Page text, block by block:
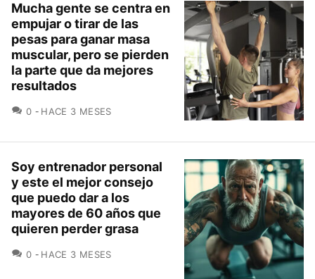
Mucha gente se centra en
empujar o tirar de las
pesas para ganar masa
muscular, pero se pierden
la parte que da mejores
resultados
0 COMENTARIOS
HACE 3 MESES
Soy entrenador personal
y este el mejor consejo
que puedo dar a los
mayores de 60 años que
quieren perder grasa
0 COMENTARIOS
HACE 3 MESES